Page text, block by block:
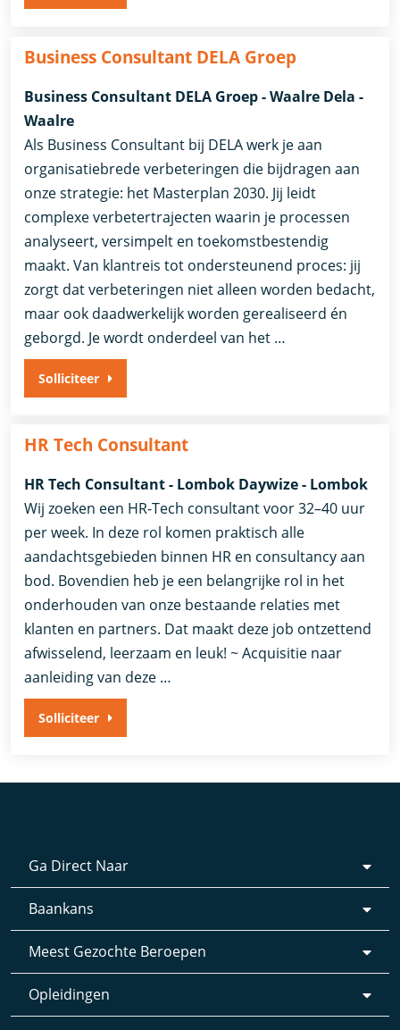
Business Consultant DELA Groep
Business Consultant DELA Groep - Waalre Dela -
Waalre
Als Business Consultant bij DELA werk je aan
organisatiebrede verbeteringen die bijdragen aan
onze strategie: het Masterplan 2030. Jij leidt
complexe verbetertrajecten waarin je processen
analyseert, versimpelt en toekomstbestendig
maakt. Van klantreis tot ondersteunend proces: jij
zorgt dat verbeteringen niet alleen worden bedacht,
maar ook daadwerkelijk worden gerealiseerd én
geborgd. Je wordt onderdeel van het …
Solliciteer
HR Tech Consultant
HR Tech Consultant - Lombok Daywize - Lombok
Wij zoeken een HR-Tech consultant voor 32–40 uur
per week. In deze rol komen praktisch alle
aandachtsgebieden binnen HR en consultancy aan
bod. Bovendien heb je een belangrijke rol in het
onderhouden van onze bestaande relaties met
klanten en partners. Dat maakt deze job ontzettend
afwisselend, leerzaam en leuk! ~ Acquisitie naar
aanleiding van deze …
Solliciteer
Ga Direct Naar
Baankans
Meest Gezochte Beroepen
Opleidingen